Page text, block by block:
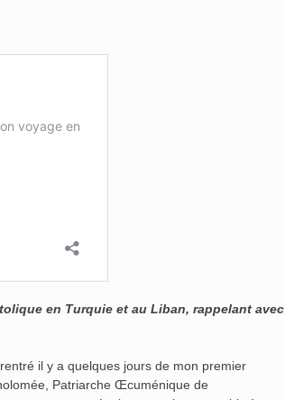
en Turquie et au Liban, rappelant avec
il y a quelques jours de mon premier
Patriarche Œcuménique de